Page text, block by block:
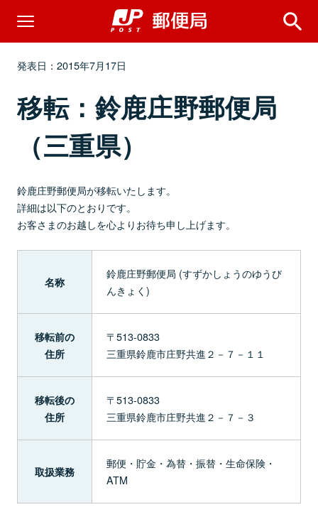
発表日：2015年7月17日
移転：鈴鹿庄野郵便局
（三重県）
鈴鹿庄野郵便局が移転いたします。
詳細は以下のとおりです。
お客さまのお越しを心よりお待ち申し上げます。
名称
鈴鹿庄野郵便局 (すずかしょうのゆうび
んきょく)
移転前の
住所
〒513-0833
三重県鈴鹿市庄野共進２－７－１１
移転後の
住所
〒513-0833
三重県鈴鹿市庄野共進２－７－３
取扱業務
郵便・貯金・為替・振替・生命保険・
ATM